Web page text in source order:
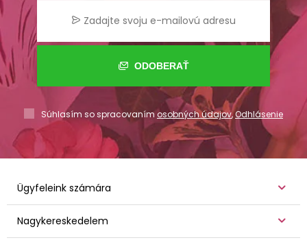
ODOBERAŤ
Súhlasím so spracovaním osobných údajov,Odhlásenie
Ügyfeleink számára
Nagykereskedelem